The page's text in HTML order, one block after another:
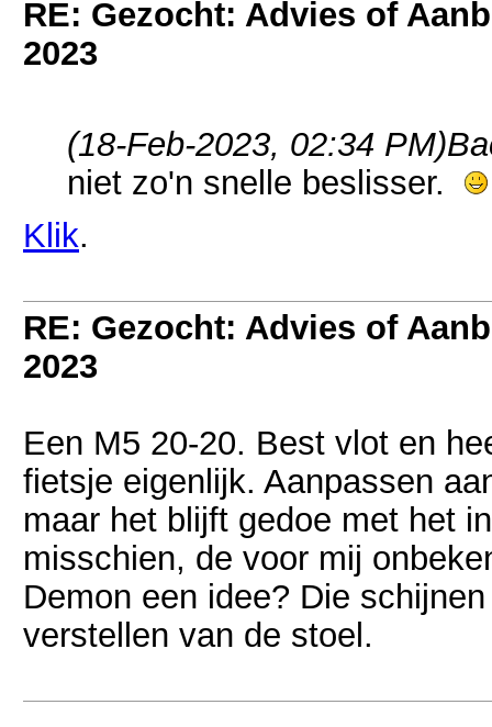
RE: Gezocht: Advies of
2023
(18-Feb-2023, 02:34 PM)
niet zo'n snelle beslisser.
Klik.
RE: Gezocht: Advies of
2023
Een M5 20-20. Best vlot en
fietsje eigenlijk. Aanpassen
maar het blijft gedoe met het
misschien, de voor mij
Demon een idee? Die
verstellen van de stoel.